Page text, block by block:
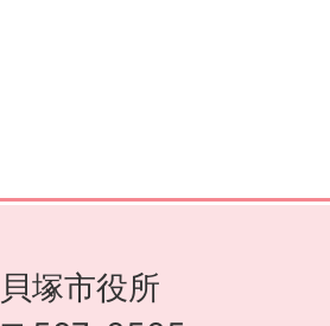
貝塚市役所